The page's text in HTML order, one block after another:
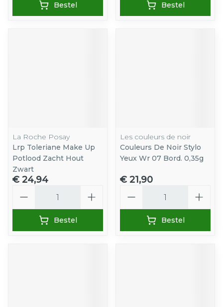
Bestel Bestel
La Roche Posay
Lrp Toleriane Make Up
Potlood Zacht Hout
Zwart
€ 24,94
Bestel
Les couleurs de noir
Couleurs De Noir Stylo
Yeux Wr 07 Bord. 0,35g
€ 21,90
Bestel